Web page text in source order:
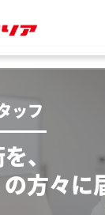
ッフ
、
方々に